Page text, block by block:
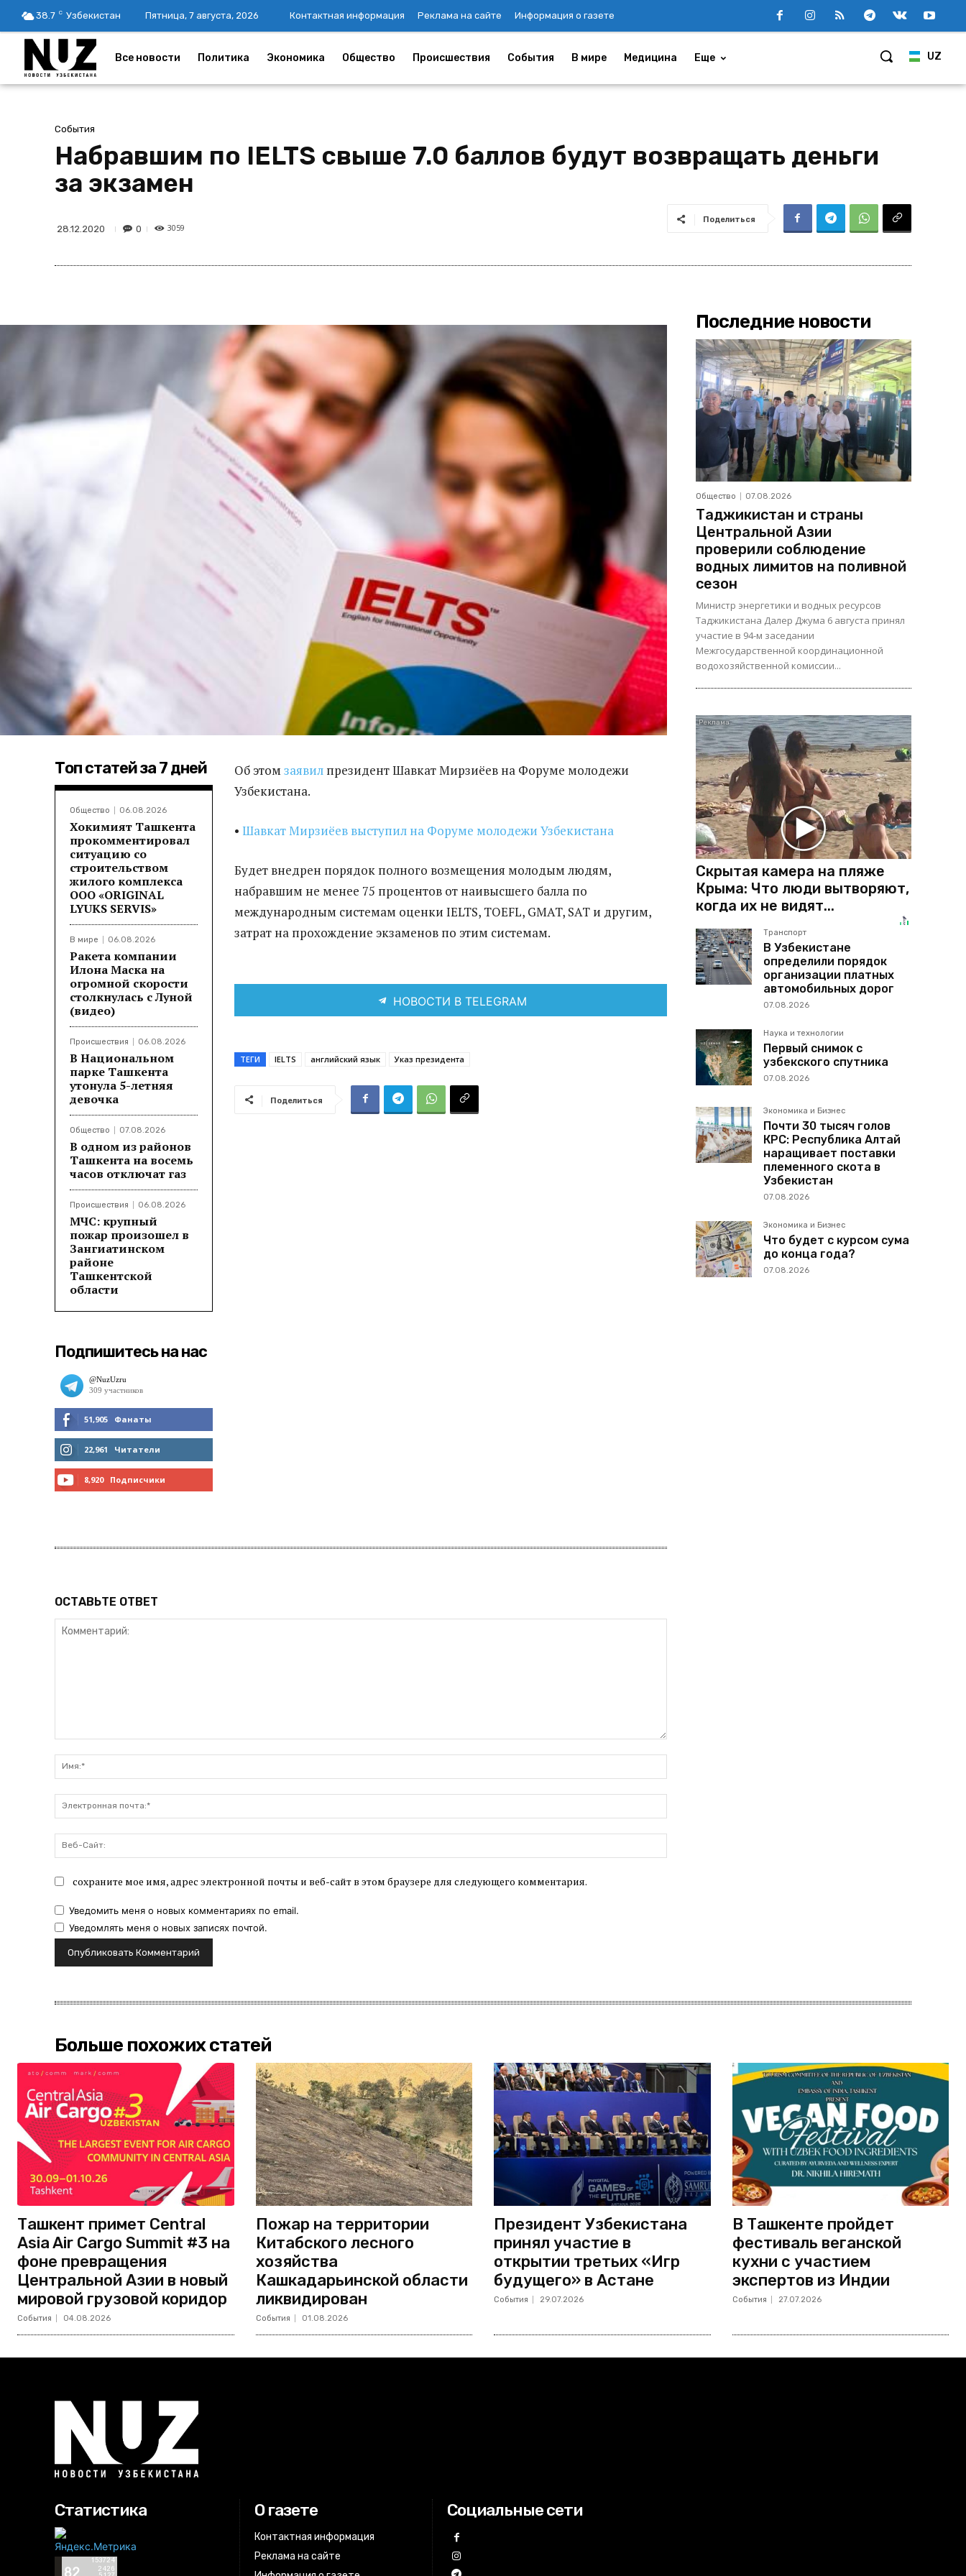
38.7 C Узбекистан Пятница, 7 августа, 2026 Контактная информация Реклама на сайте Информация о газете
UZ
Все новости Политика Экономика Общество Происшествия События В мире Медицина Еще
События
Набравшим по IELTS свыше 7.0 баллов будут возвращать деньги
за экзамен
28.12.2020 0 3059
Поделиться
Топ статей за 7 дней
Общество 06.08.2026
Хокимият Ташкента
прокомментировал
ситуацию со
строительством
жилого комплекса
ООО «ORIGINAL
LYUKS SERVIS»
В мире 06.08.2026
Ракета компании
Илона Маска на
огромной скорости
столкнулась с Луной
(видео)
Происшествия 06.08.2026
В Национальном
парке Ташкента
утонула 5-летняя
девочка
Общество 07.08.2026
В одном из районов
Ташкента на восемь
часов отключат газ
Происшествия 06.08.2026
МЧС: крупный
пожар произошел в
Зангиатинском
районе
Ташкентской
области
Подпишитесь на нас
51,905 Фанаты
МНЕ НРАВИТСЯ
22,961 Читатели
8,920 Подписчики
Об этомзаявил президент Шавкат Мирзиёев на Форуме молодежи
Узбекистана.
• Шавкат Мирзиёев выступил на Форуме молодежи Узбекистана
Будет внедрен порядок полного возмещения молодым людям,
набравшим не менее 75 процентов от наивысшего балла по
международным системам оценки IELTS, TOEFL, GMAT, SAT и другим,
затрат на прохождение экзаменов по этим системам.
НОВОСТИ В TELEGRAM
ТЕГИ IELTS английский язык Указ президента
Поделиться
ОСТАВЬТЕ ОТВЕТ
почта:*
Сайт:
сохраните мое имя, адрес электронной почты и веб-сайт в этом браузере для следующего комментария.
Уведомить меня о новых комментариях по email.
Уведомлять меня о новых записях почтой.
Последние новости
Общество 07.08.2026
Таджикистан и страны
Центральной Азии
проверили соблюдение
водных лимитов на поливной
сезон
Министр энергетики и водных ресурсов
Таджикистана Далер Джума 6 августа принял
участие в 94-м заседании
Межгосударственной координационной
водохозяйственной комиссии...
Скрытая камера на пляже
Крыма: Что люди вытворяют,
когда их не видят...
Транспорт
В Узбекистане
определили порядок
организации платных
автомобильных дорог
07.08.2026
Наука и технологии
Первый снимок с
узбекского спутника
07.08.2026
Экономика и Бизнес
Почти 30 тысяч голов
КРС: Республика Алтай
наращивает поставки
племенного скота в
Узбекистан
07.08.2026
Экономика и Бизнес
Что будет с курсом сума
до конца года?
07.08.2026
Больше похожих статей
Ташкент примет Central
Asia Air Cargo Summit #3 на
фоне превращения
Центральной Азии в новый
мировой грузовой коридор
События 04.08.2026
Пожар на территории
Китабского лесного
хозяйства
Кашкадарьинской области
ликвидирован
События 01.08.2026
Президент Узбекистана
принял участие в
открытии третьих «Игр
будущего» в Астане
События 29.07.2026
В Ташкенте пройдет
фестиваль веганской
кухни с участием
экспертов из Индии
События 27.07.2026
Статистика О газете
Контактная информация
Реклама на сайте
Социальные сети